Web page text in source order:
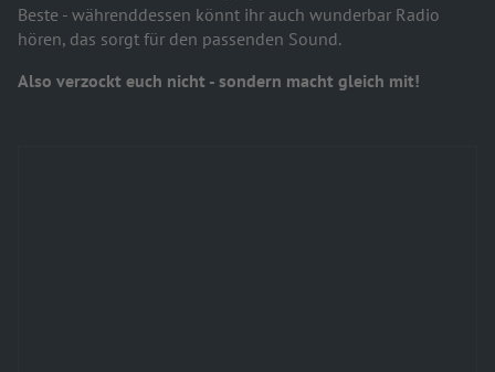
Beste - währenddessen könnt ihr auch wunderbar Radio
hören, das sorgt für den passenden Sound.
Also verzockt euch nicht - sondern macht gleich mit!